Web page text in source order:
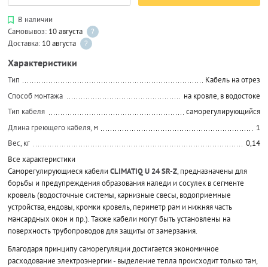
В наличии
Самовывоз: 10 августа
?
Доставка: 10 августа ?
Характеристики
Тип
Кабель на отрез
Способ монтажа
на кровле, в водостоке
Тип кабеля
саморегулирующийся
Длина греющего кабеля, м
1
Вес, кг
0,14
Все характеристики
Саморегулирующиеся кабели CLIMATIQ U 24 SR-Z, предназначены для
борьбы и предупреждения образования наледи и сосулек в сегменте
кровель (водосточные системы, карнизные свесы, водоприемные
устройства, ендовы, кромки кровель, периметр рам и нижняя часть
мансардных окон и пр.). Также кабели могут быть установлены на
поверхность трубопроводов для защиты от замерзания.
Благодаря принципу саморегуляции достигается экономичное
расходование электроэнергии - выделение тепла происходит только там,